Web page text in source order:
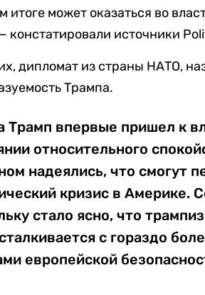
итоге может оказаться во
констатировали источники
дипломат из страны НАТО,
Трампа.
Трамп впервые пришел к
относительного
надеялись, что смогут
кризис в Америке.
стало ясно, что
с гораздо
европейской